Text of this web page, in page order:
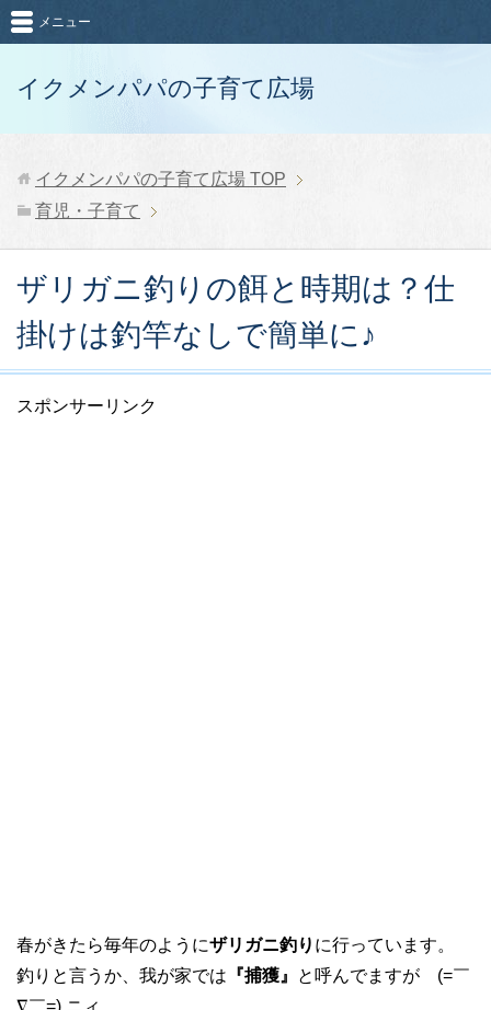
イクメンパパの子育て広場
メニュー
イクメンパパの子育て広場 TOP
育児・子育て
ザリガニ釣りの餌と時期は？仕
掛けは釣竿なしで簡単に♪
スポンサーリンク
春がきたら毎年のようにザリガニ釣り に行っています。
釣りと言うか、我が家では 『捕獲』
と呼んでますが (=￣
∇￣=) ニィ